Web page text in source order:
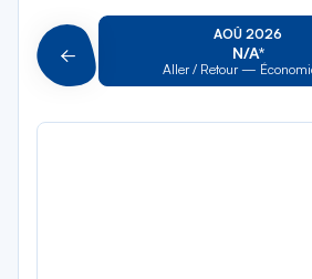
Précédent
AOÛ 2026
N/A*
Aller / Retour —